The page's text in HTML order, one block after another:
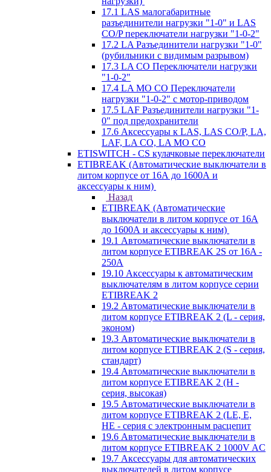
17.1 LAS малогабаритные
разъединители нагрузки "1-0" и LAS
CO/P переключатели нагрузки "1-0-2"
17.2 LA Разъединители нагрузки "1-0"
(рубильники с видимым разрывом)
17.3 LA CO Переключатели нагрузки
"1-0-2"
17.4 LA MO CO Переключатели
нагрузки "1-0-2" с мотор-приводом
17.5 LAF Разъединители нагрузки "1-
0" под предохранители
17.6 Аксессуары к LAS, LAS CO/P, LA,
LAF, LA CO, LA MO CO
ETISWITCH - CS кулачковые переключатели
ETIBREAK (Автоматические выключатели в
литом корпусе от 16А до 1600А и
аксессуары к ним)
Назад
ETIBREAK (Автоматические
выключатели в литом корпусе от 16А
до 1600А и аксессуары к ним)
19.1 Автоматические выключатели в
литом корпусе ETIBREAK 2S от 16A -
250A
19.10 Аксессуары к автоматическим
выключателям в литом корпусе серии
ETIBREAK 2
19.2 Автоматические выключатели в
литом корпусе ETIBREAK 2 (L - серия,
эконом)
19.3 Автоматические выключатели в
литом корпусе ETIBREAK 2 (S - серия,
стандарт)
19.4 Автоматические выключатели в
литом корпусе ETIBREAK 2 (H -
серия, высокая)
19.5 Автоматические выключатели в
литом корпусе ETIBREAK 2 (LE, E,
HE - серия с электронным расцепит
19.6 Автоматические выключатели в
литом корпусе ETIBREAK 2 1000V AC
19.7 Аксессуары для автоматических
выключателей в литом корпусе